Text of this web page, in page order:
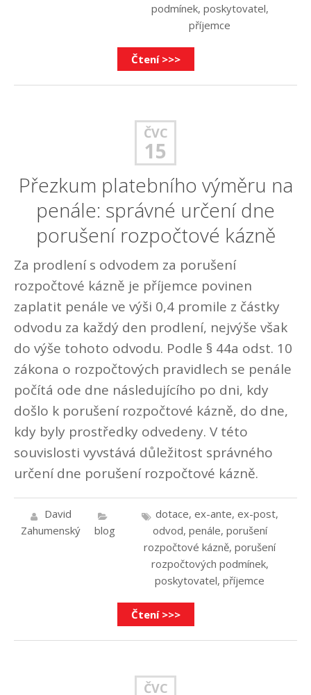
podmínek, poskytovatel,
příjemce
Čtení >>>
ČVC
15
Přezkum platebního výměru na
penále: správné určení dne
porušení rozpočtové kázně
Za prodlení s odvodem za porušení
rozpočtové kázně je příjemce povinen
zaplatit penále ve výši 0,4 promile z částky
odvodu za každý den prodlení, nejvýše však
do výše tohoto odvodu. Podle § 44a odst. 10
zákona o rozpočtových pravidlech se penále
počítá ode dne následujícího po dni, kdy
došlo k porušení rozpočtové kázně, do dne,
kdy byly prostředky odvedeny. V této
souvislosti vyvstává důležitost správného
určení dne porušení rozpočtové kázně.
David
Zahumenský
blog
dotace, ex-ante, ex-post,
odvod, penále, porušení
rozpočtové kázně, porušení
rozpočtových podmínek,
poskytovatel, příjemce
Čtení >>>
ČVC